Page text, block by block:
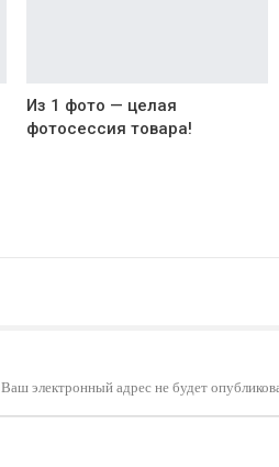
Из 1 фото — целая
фотосессия товара!
Ваш электронный адрес не будет